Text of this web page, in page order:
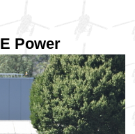
Power